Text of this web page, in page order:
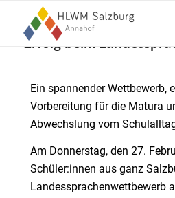
Erfolg beim
Ein spannender Wettbewerb,
Vorbereitung für die Matura
Abwechslung vom
Am Donnerstag, den 27.
Schüler:innen aus ganz
Landessprachenwettbewerb